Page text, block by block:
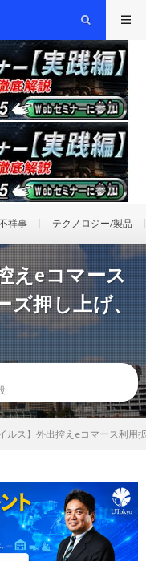
祥事 テクノロジー/製品
えeコマース
押し上げ、
イルス】外出控えeコマース利